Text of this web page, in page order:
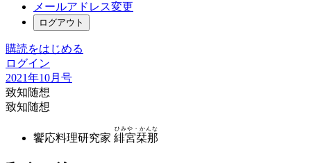
メールアドレス変更
ログアウト
購読をはじめる
ログイン
2021年10月号
致知随想
致知随想
饗応料理研究家 緋宮栞那
ひみや・かんな